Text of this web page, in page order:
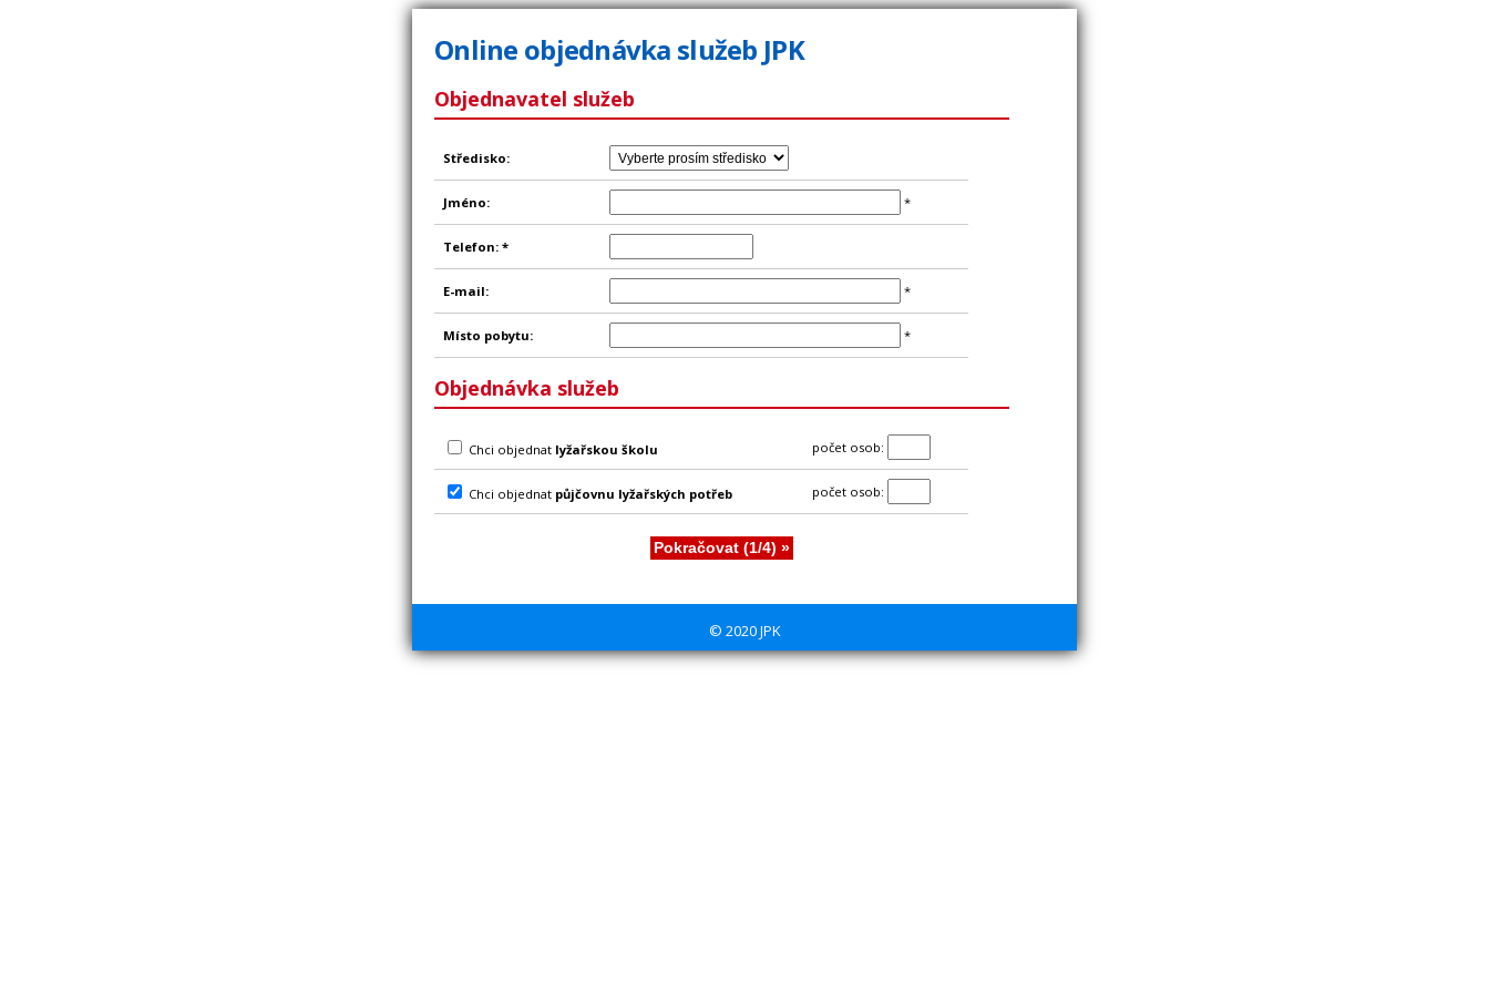
Online objednávka služeb JPK
Objednavatel služeb
Středisko:
Jméno: *
Telefon: *
E-mail: *
Místo pobytu: *
Objednávka služeb
Chci objednat lyžařskou školu počet osob:
Chci objednat půjčovnu lyžařských potřeb počet osob:
© 2020 JPK